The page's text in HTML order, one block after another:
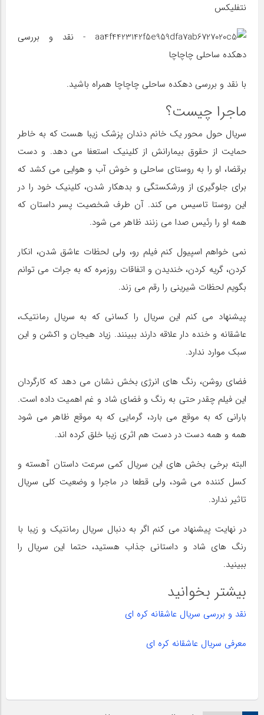
نتفلیکس
با نقد و بررسی دهکده ساحلی چاچاچا همراه باشید.
ماجرا چیست؟
سریال حول محور یک خانم دندان پزشک زیبا هست که به خاطر
حمایت از حقوق بیمارانش از کلینیک استعفا می دهد. و دست
برقضا، او را به روستای ساحلی و خوش آب و هوایی می کشد که
برای جلوگیری از ورشکستگی و بدهکار شدن، کلینیک خود را در
این روستا تاسیس می کند. آن طرف شخصیت پسر داستان که
همه او را رئیس صدا می زنند ظاهر می شود.
نمی خواهم اسپیول کنم فیلم رو، ولی لحظات عاشق شدن، انکار
کردن، گریه کردن، خندیدن و اتفاقات روزمره که به جرات می توانم
بگویم لحظات شیرینی را رقم می زند.
پیشنهاد می کنم این سریال را کسانی که به سریال رمانتیک،
عاشقانه و خنده دار علاقه دارند ببینند. زیاد هیجان و اکشن و این
سبک موارد ندارد.
فضای روشن، رنگ های انرژی بخش نشان می دهد که کارگردان
این فیلم چقدر حتی به رنگ و فضای شاد و غم اهمیت داده است.
بارانی که به موقع می بارد، گرمایی که به موقع ظاهر می شود
همه و همه دست در دست هم اثری زیبا خلق کرده اند.
البته برخی بخش های این سریال کمی سرعت داستان آهسته و
کسل کننده می شود، ولی قطعا در ماجرا و وضعیت کلی سریال
تاثیر ندارد.
در نهایت پیشنهاد می کنم اگر به دنبال سریال رمانتیک و زیبا با
رنگ های شاد و داستانی جذاب هستید، حتما این سریال را
ببینید.
بیشتر بخوانید
نقد و بررسی سریال عاشقانه کره ای
معرفی سریال عاشقانه کره ای